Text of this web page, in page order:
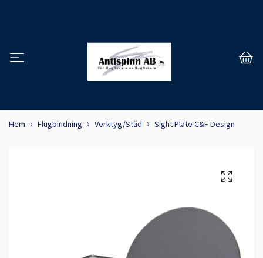
Hem Flugbindning Verktyg/Städ Sight Plate C&F Design